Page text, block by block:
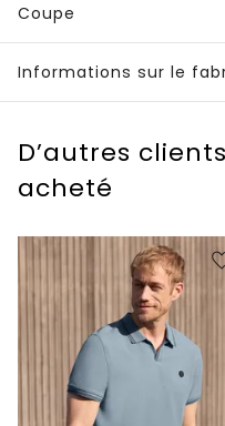
Coupe
Informations sur le
D’autres
acheté